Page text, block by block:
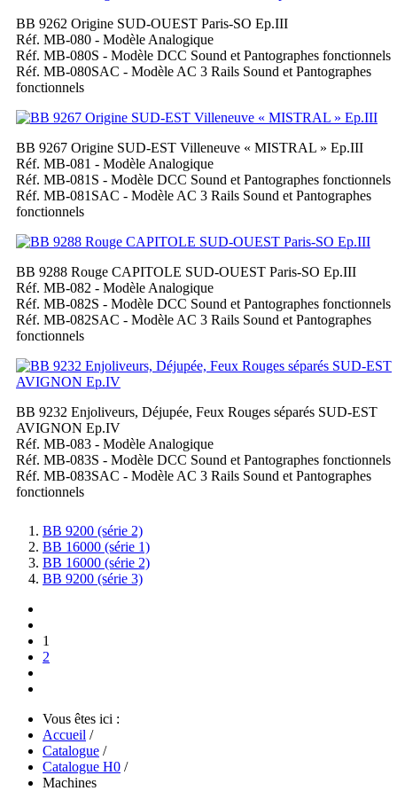
BB 9262 Origine SUD-OUEST Paris-SO Ep.III
Réf. MB-080 - Modèle Analogique
Réf. MB-080S - Modèle DCC Sound et Pantographes fonctionnels
Réf. MB-080SAC - Modèle AC 3 Rails Sound et Pantographes
fonctionnels
BB 9267 Origine SUD-EST Villeneuve « MISTRAL » Ep.III
Réf. MB-081 - Modèle Analogique
Réf. MB-081S - Modèle DCC Sound et Pantographes fonctionnels
Réf. MB-081SAC - Modèle AC 3 Rails Sound et Pantographes
fonctionnels
BB 9288 Rouge CAPITOLE SUD-OUEST Paris-SO Ep.III
Réf. MB-082 - Modèle Analogique
Réf. MB-082S - Modèle DCC Sound et Pantographes fonctionnels
Réf. MB-082SAC - Modèle AC 3 Rails Sound et Pantographes
fonctionnels
BB 9232 Enjoliveurs, Déjupée, Feux Rouges séparés SUD-EST
AVIGNON Ep.IV
Réf. MB-083 - Modèle Analogique
Réf. MB-083S - Modèle DCC Sound et Pantographes fonctionnels
Réf. MB-083SAC - Modèle AC 3 Rails Sound et Pantographes
fonctionnels
BB 9200 (série 2)
BB 16000 (série 1)
BB 16000 (série 2)
BB 9200 (série 3)
1
2
Vous êtes ici :
Accueil /
Catalogue /
Catalogue H0 /
Machines